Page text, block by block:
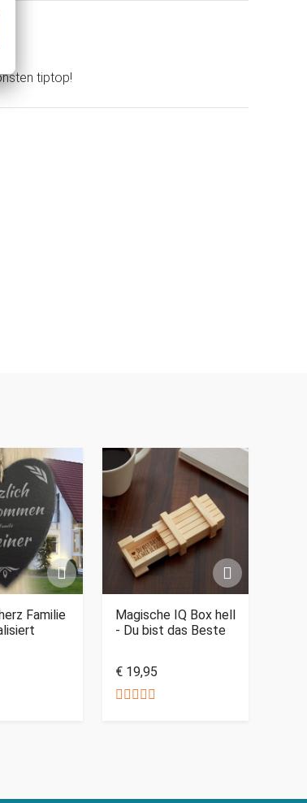
tiptop!
Familie
Magische IQ Box hell
- Du bist das Beste
€ 19,95